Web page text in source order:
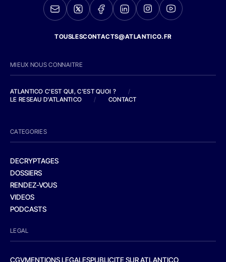
TOUSLESCONTACTS@ATLANTICO.FR
MIEUX NOUS CONNAITRE
ATLANTICO C'EST QUI, C'EST QUOI ?
/
LE RESEAU D'ATLANTICO
/ CONTACT
CATEGORIES
DECRYPTAGES
DOSSIERS
RENDEZ-VOUS
VIDEOS
PODCASTS
LEGAL
CGVMENTIONS LEGALESPUBLICITE SUR ATLANTICO